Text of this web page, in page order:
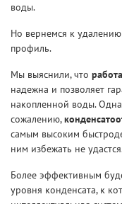
воды.
Но вернемся к
профиль.
Мы выяснили, что
надежна и позволяет
накопленной воды.
сожалению,
самым высоким
ним избежать не
Более эффективным
уровня конденсата, к